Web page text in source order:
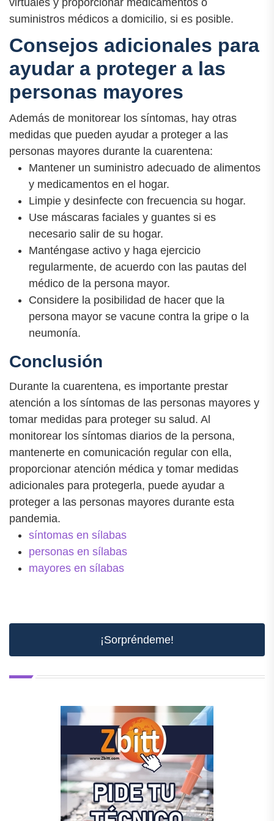
suministros médicos a domicilio, si es posible.
Consejos adicionales para
ayudar a proteger a las
personas mayores
Además de monitorear los síntomas, hay otras
medidas que pueden ayudar a proteger a las
personas mayores durante la cuarentena:
Mantener un suministro adecuado de alimentos
y medicamentos en el hogar.
Limpie y desinfecte con frecuencia su hogar.
Use máscaras faciales y guantes si es
necesario salir de su hogar.
Manténgase activo y haga ejercicio
regularmente, de acuerdo con las pautas del
médico de la persona mayor.
Considere la posibilidad de hacer que la
persona mayor se vacune contra la gripe o la
neumonía.
Conclusión
Durante la cuarentena, es importante prestar
atención a los síntomas de las personas mayores y
tomar medidas para proteger su salud. Al
monitorear los síntomas diarios de la persona,
mantenerte en comunicación regular con ella,
proporcionar atención médica y tomar medidas
adicionales para protegerla, puede ayudar a
proteger a las personas mayores durante esta
pandemia.
síntomas en sílabas
personas en sílabas
mayores en sílabas
¡Sorpréndeme!